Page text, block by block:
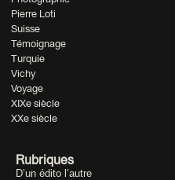
Pierre Loti
Suisse
Témoignage
Turquie
Vichy
Voyage
XIXe siècle
XXe siècle
Rubriques
D’un édito l’autre